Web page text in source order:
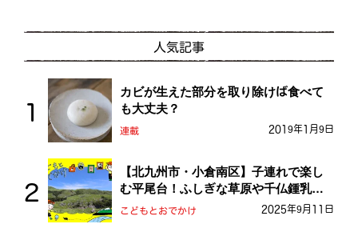
人気記事
カビが生えた部分を取り除けば食べて
も大丈夫？
連載 2019年1月9日
【北九州市・小倉南区】子連れで楽し
む平尾台！ふしぎな草原や千仏鍾乳洞
を探検しよう！
こどもとおでかけ 2025年9月11日